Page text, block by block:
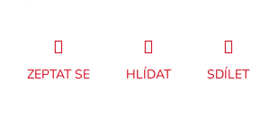
ZEPTAT SE HLÍDAT SDÍLET